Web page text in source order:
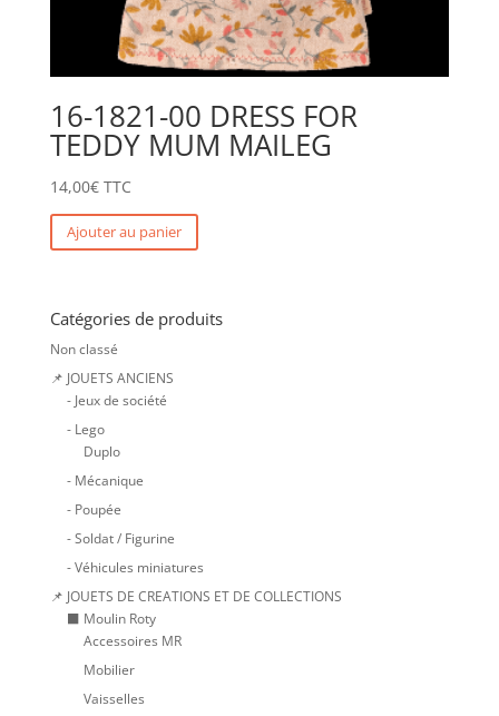
16-1821-00 DRESS FOR
TEDDY MUM MAILEG
14,00€ TTC
Ajouter au panier
Catégories de produits
Non classé
📌 JOUETS ANCIENS
- Jeux de société
- Lego
Duplo
- Mécanique
- Poupée
- Soldat / Figurine
- Véhicules miniatures
📌 JOUETS DE CREATIONS ET DE COLLECTIONS
⬛ Moulin Roty
Accessoires MR
Mobilier
Vaisselles